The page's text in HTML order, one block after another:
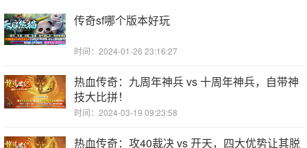
传奇sf哪个版本好玩
时间：2024-01-26 23:16:27
热血传奇：九周年神兵 vs 十周年神兵，自带神
技大比拼！
时间：2024-03-19 09:23:58
热血传奇：攻40裁决 vs 开天，四大优势让其脱